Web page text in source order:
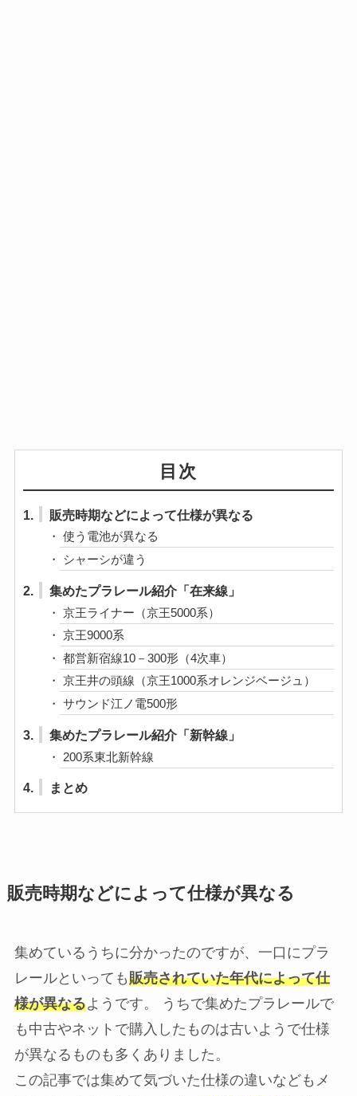
目次
1. 販売時期などによって仕様が異なる
使う電池が異なる
シャーシが違う
2. 集めたプラレール紹介「在来線」
京王ライナー（京王5000系）
京王9000系
都営新宿線10－300形（4次車）
京王井の頭線（京王1000系オレンジベージュ）
サウンド江ノ電500形
3. 集めたプラレール紹介「新幹線」
200系東北新幹線
4. まとめ
販売時期などによって仕様が異なる
集めているうちに分かったのですが、一口にプラ
レールといっても販売されていた年代によって仕
様が異なるようです。 うちで集めたプラレールで
も中古やネットで購入したものは古いようで仕様
が異なるものも多くありました。
この記事では集めて気づいた仕様の違いなどもメ